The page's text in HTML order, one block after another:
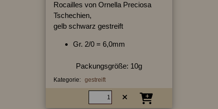
Rocailles von Ornella Preciosa
Tschechien,
gelb schwarz gestreift
Gr. 2/0 = 6,0mm
Packungsgröße: 10g
Kategorie: gestreift